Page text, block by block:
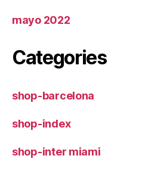
mayo 2022
Categories
shop-barcelona
shop-index
shop-inter miami